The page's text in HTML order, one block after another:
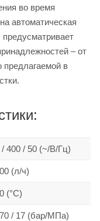
во время
автоматическая
– от
предлагаемой в
/ 400 / 50 (~/В/Гц)
(л/ч)
(°C)
/ 17 (бар/МПа)